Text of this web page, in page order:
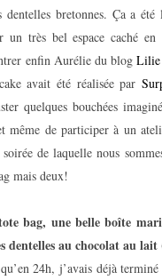
dentelles bretonnes. Ça a été
un très bel espace caché
enfin Aurélie du blogLilie
avait été réalisée par
quelques bouchées
même de participer à un
de laquelle nous
mais deux!
bag, une belle boîte
dentelles au chocolat au lait
24h, j’avais déjà